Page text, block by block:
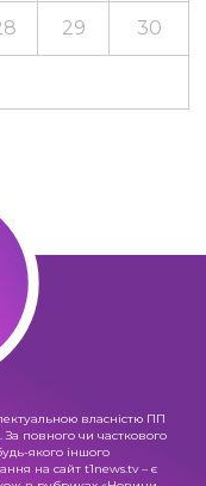
29 30
власністю ПП
За повного чи часткового
якого іншого
на сайт t1news.tv – є